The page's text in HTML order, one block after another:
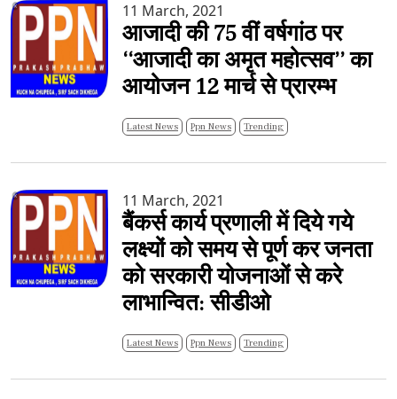
11 March, 2021
आजादी की 75 वीं वर्षगांठ पर
‘‘आजादी का अमृत महोत्सव’’ का
आयोजन 12 मार्च से प्रारम्भ
Latest News Ppn News Trending
11 March, 2021
बैंकर्स कार्य प्रणाली में दिये गये
लक्ष्यों को समय से पूर्ण कर जनता
को सरकारी योजनाओं से करे
लाभान्वित: सीडीओ
Latest News Ppn News Trending